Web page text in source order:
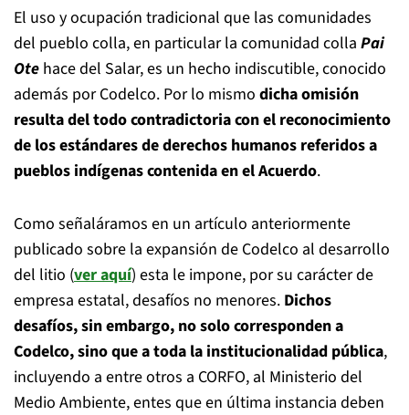
El uso y ocupación tradicional que las comunidades
del pueblo colla, en particular la comunidad colla Pai
Ote hace del Salar, es un hecho indiscutible, conocido
además por Codelco. Por lo mismo dicha omisión
resulta del todo contradictoria con el reconocimiento
de los estándares de derechos humanos referidos a
pueblos indígenas contenida en el Acuerdo.
Como señaláramos en un artículo anteriormente
publicado sobre la expansión de Codelco al desarrollo
del litio (ver aquí) esta le impone, por su carácter de
empresa estatal, desafíos no menores. Dichos
desafíos, sin embargo, no solo corresponden a
Codelco, sino que a toda la institucionalidad pública,
incluyendo a entre otros a CORFO, al Ministerio del
Medio Ambiente, entes que en última instancia deben